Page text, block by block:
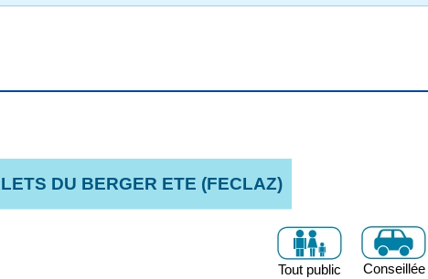
DU BERGER ETE (FECLAZ)
Conseillée
Tout public